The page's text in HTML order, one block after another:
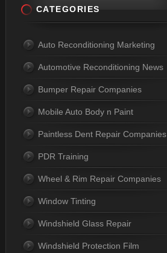
CATEGORIES
Auto Reconditioning Marketing
Automotive Reconditioning News
Bumper Repair Companies
Mobile Auto Body n Paint
Paintless Dent Repair Companies
PDR Training
Wheel & Rim Repair Companies
Window Tinting
Windshield Glass Repair
Windshield Protection Film